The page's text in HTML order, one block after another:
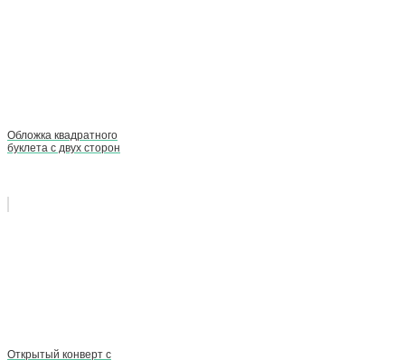
Обложка квадратного
буклета с двух сторон
Открытый конверт с